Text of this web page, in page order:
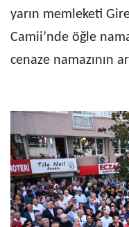
yarın memleketi
Camii’nde öğle
cenaze namazının